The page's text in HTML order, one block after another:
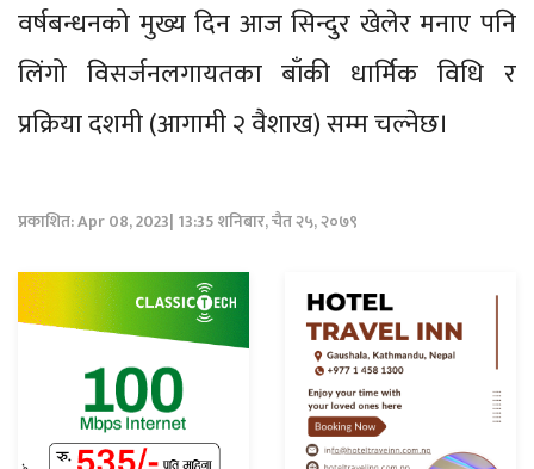
वर्षबन्धनको मुख्य दिन आज सिन्दुर खेलेर मनाए पनि
लिंगो विसर्जनलगायतका बाँकी धार्मिक विधि र
प्रक्रिया दशमी (आगामी २ वैशाख) सम्म चल्नेछ।
प्रकाशित: Apr 08, 2023| 13:35 शनिबार, चैत २५, २०७९